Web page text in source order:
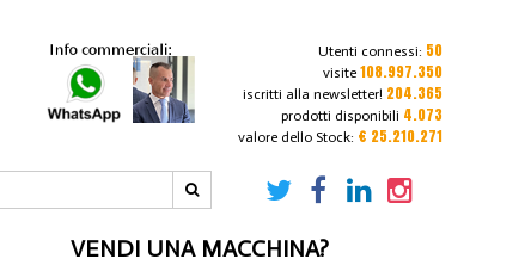
Utenti connessi: 50
visite 108.997.350
iscritti alla newsletter! 204.365
prodotti disponibili 4.073
valore dello Stock: € 25.210.271
VENDI UNA MACCHINA?